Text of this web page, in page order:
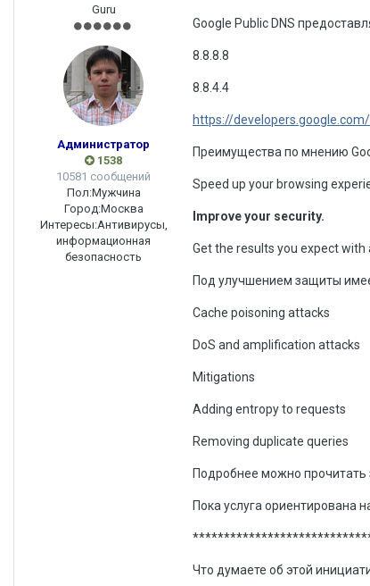
Guru
Администратор
1538
10581 сообщений
Пол:Мужчина
Город:Москва
Интересы:Антивирусы,
информационная
безопасность
Google Public DNS
8.8.8.8
8.8.4.4
https://
Преимущества по мнению
Speed up your browsing
Improve your security.
Get the results you expect with
Под улучшением защиты
Cache poisoning attacks
DoS and amplification attacks
Mitigations
Adding entropy to requests
Removing duplicate queries
Подробнее можно прочитать
Пока услуга ориентирована
Что думаете об этой